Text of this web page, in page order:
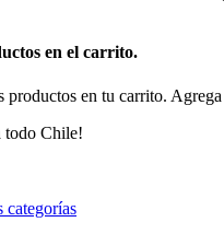
en el carrito.
productos en tu carrito.
todo Chile!
categorías